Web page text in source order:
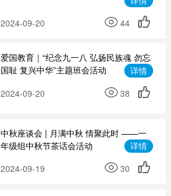
2024-09-20
44
爱国教育｜“纪念九一八 弘扬民族魂 勿忘
国耻 复兴中华”主题班会活动
详情
2024-09-20
38
中秋座谈会 | 月满中秋 情聚此时 ——一
年级组中秋节茶话会活动
详情
2024-09-19
30